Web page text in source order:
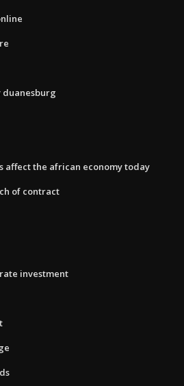
duanesburg
affect the african economy today
of contract
investment